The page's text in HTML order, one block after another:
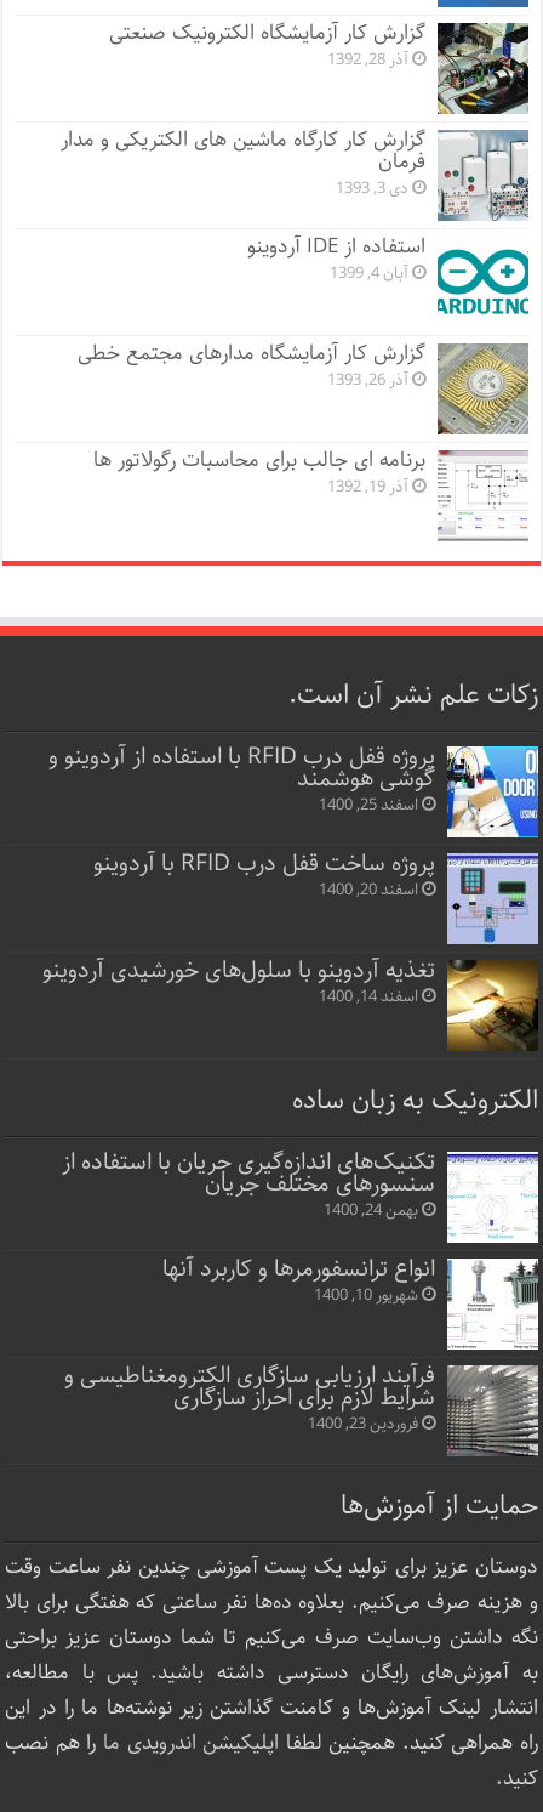
گزارش کار آزمایشگاه الکترونیک صنعتی
آذر 28, 1392
گزارش کار کارگاه ماشین های الکتریکی و مدار
فرمان
دی 3, 1393
استفاده از IDE آردوینو
آبان 4, 1399
گزارش کار آزمایشگاه مدارهای مجتمع خطی
آذر 26, 1393
برنامه ای جالب برای محاسبات رگولاتور ها
آذر 19, 1392
زکات علم نشر آن است.
پروژه قفل‌ درب RFID با استفاده از آردوینو و
گوشی هوشمند
اسفند 25, 1400
پروژه ساخت قفل‌ درب RFID با آردوینو
اسفند 20, 1400
تغذیه آردوینو با سلول‌های خورشیدی آردوینو
اسفند 14, 1400
الکترونیک به زبان ساده
تکنیک‌های اندازه‌گیری جریان با استفاده از
سنسورهای مختلف جریان
بهمن 24, 1400
انواع ترانسفورمرها و کاربرد آنها
شهریور 10, 1400
فرآیند ارزیابی سازگاری الکترومغناطیسی و
شرایط لازم برای احراز سازگاری
فروردین 23, 1400
حمایت از آموزش‌ها
دوستان عزیز برای تولید یک پست آموزشی چندین نفر ساعت‌ وقت
و هزینه صرف می‌کنیم. بعلاوه ده‌ها نفر ساعتی که هفتگی برای بالا
نگه داشتن وب‌سایت صرف ‌می‌کنیم تا شما دوستان عزیز براحتی
به آموزش‌های رایگان دسترسی داشته باشید. پس با مطالعه،
انتشار لینک‌ آموزش‌ها و کامنت گذاشتن زیر نوشته‌‌ها ما را در این
راه همراهی کنید. همچنین لطفا اپلیکیشن اندرویدی ما را هم نصب
کنید.